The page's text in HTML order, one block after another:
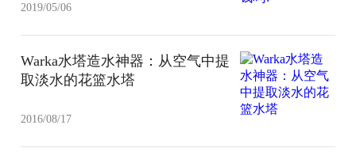
2019/05/06
Warka水塔造水神器：从空气中提
取淡水的花篮水塔
2016/08/17